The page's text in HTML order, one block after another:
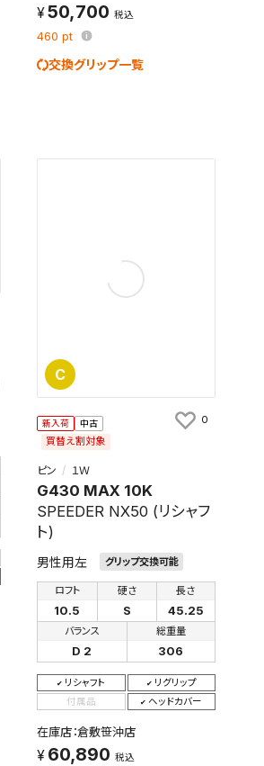
50,700 税込
460pt
交換グリップ一覧
C
新入荷 中古
買替え割対象
ピン １Ｗ
G430 MAX 10K
SPEEDER NX50 (リシャフ
ト)
男性用左 グリップ交換可能
ロフト
10.5
硬さ
S
長さ
45.25
バランス
D 2
総重量
306
リシャフト
リグリップ
付属品
ヘッドカバー
在庫店：倉敷笹沖店
60,890 税込
0